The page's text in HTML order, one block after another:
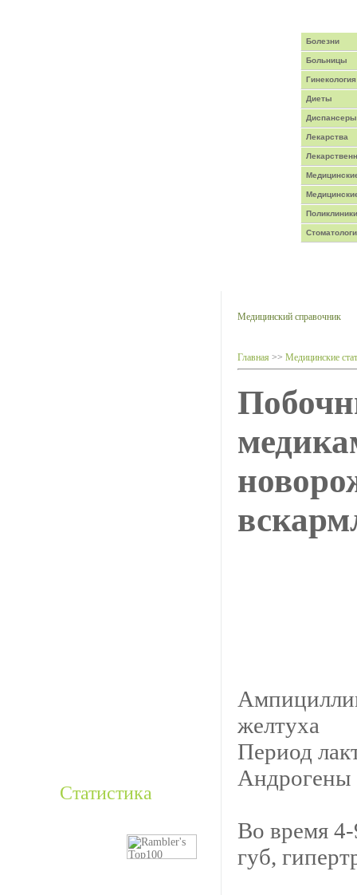
Болезни
Больницы
Гинекология
Диеты
Диспансеры
Лекарства
Поликлиники
Статистика
Медицинский справочник
Главная >> Медицинские
желтуха
Период
Андрогены
Во время
губ,